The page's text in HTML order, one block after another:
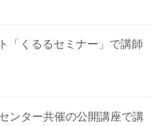
「くるるセミナー」で講師
ンター共催の公開講座で講